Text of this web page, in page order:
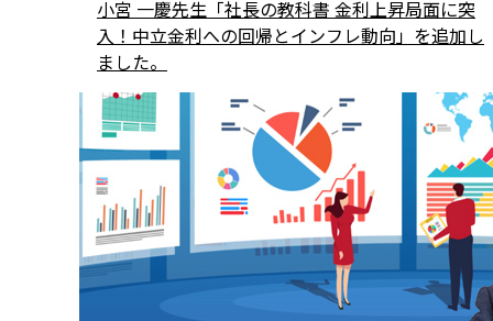
小宮 一慶先生「社長の教科書 金利上昇局面に突
入！中立金利への回帰とインフレ動向」を追加し
ました。